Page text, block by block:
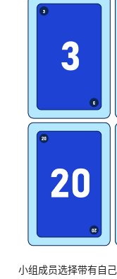
小组成员选择带有自